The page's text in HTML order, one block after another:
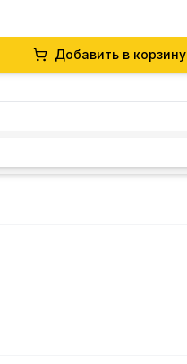
Добавить в корзину